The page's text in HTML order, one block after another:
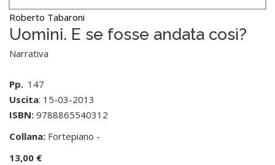
Roberto Tabaroni
Uomini. E se fosse andata così?
Narrativa
Pp. 147
Uscita: 15-03-2013
ISBN: 9788865540312
Collana: Fortepiano -
13,00 €